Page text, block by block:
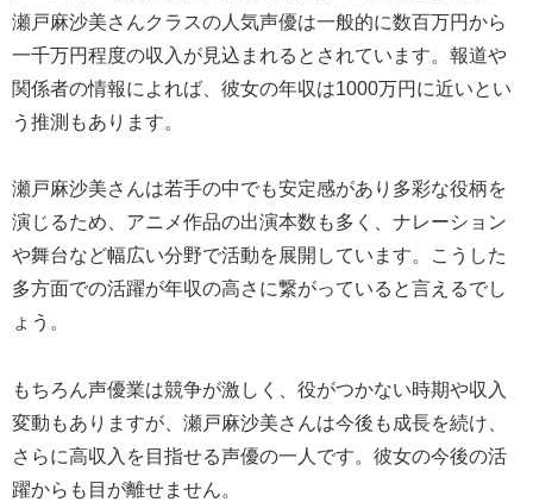
瀬戸麻沙美さんクラスの人気声優は一般的に数百万円から
一千万円程度の収入が見込まれるとされています。報道や
関係者の情報によれば、彼女の年収は1000万円に近いとい
う推測もあります。
瀬戸麻沙美さんは若手の中でも安定感があり多彩な役柄を
演じるため、アニメ作品の出演本数も多く、ナレーション
や舞台など幅広い分野で活動を展開しています。こうした
多方面での活躍が年収の高さに繋がっていると言えるでし
ょう。
もちろん声優業は競争が激しく、役がつかない時期や収入
変動もありますが、瀬戸麻沙美さんは今後も成長を続け、
さらに高収入を目指せる声優の一人です。彼女の今後の活
躍からも目が離せません。